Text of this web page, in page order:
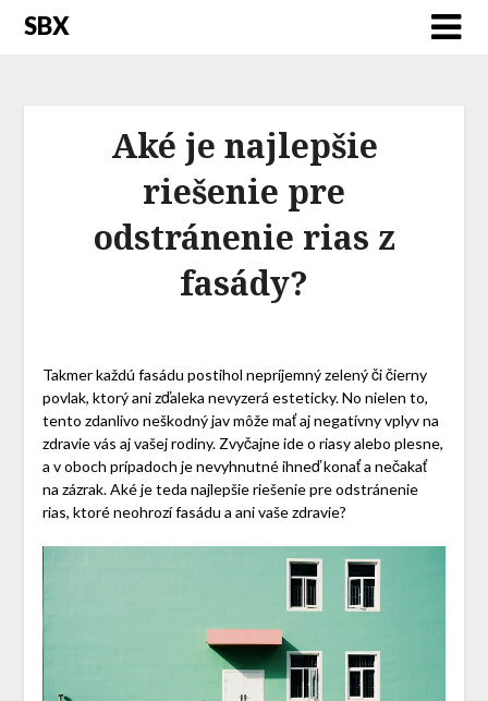
SBX
Aké je najlepšie
riešenie pre
odstránenie rias z
fasády?
Takmer každú fasádu postihol nepríjemný zelený či čierny
povlak, ktorý ani zďaleka nevyzerá esteticky. No nielen to,
tento zdanlivo neškodný jav môže mať aj negatívny vplyv na
zdravie vás aj vašej rodiny. Zvyčajne ide o riasy alebo plesne,
a v oboch prípadoch je nevyhnutné ihneď konať a nečakať
na zázrak. Aké je teda najlepšie riešenie pre odstránenie
rias, ktoré neohrozí fasádu a ani vaše zdravie?